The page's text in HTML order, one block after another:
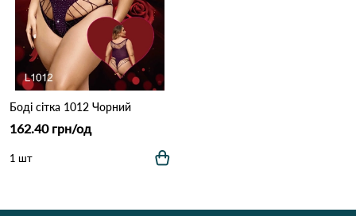
Боді сітка 1012 Чорний
162.40 грн/од
1 шт